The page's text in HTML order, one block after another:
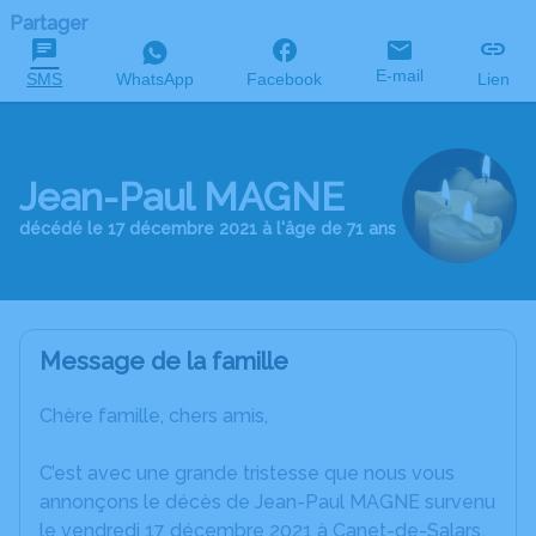
Partager
SMS WhatsApp Facebook E-mail Lien
Jean-Paul MAGNE
décédé le 17 décembre 2021 à l'âge de 71 ans
Message de la famille
Chère famille, chers amis,
C’est avec une grande tristesse que nous vous
annonçons le décès de Jean-Paul MAGNE survenu
le vendredi 17 décembre 2021 à Canet-de-Salars.